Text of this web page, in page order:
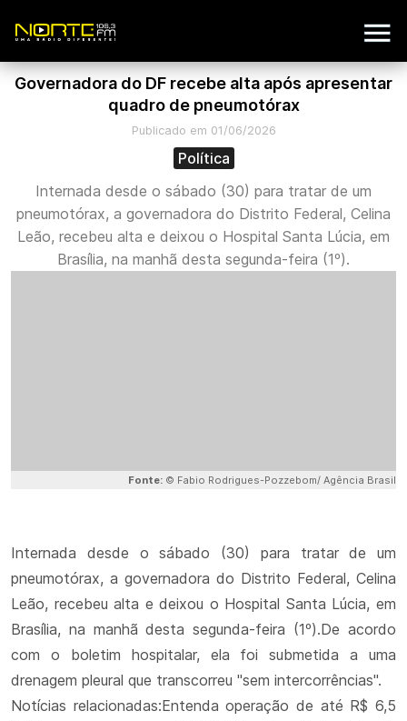
Governadora do DF recebe alta após apresentar
quadro de pneumotórax
Publicado em 01/06/2026
Política
Internada desde o sábado (30) para tratar de um
pneumotórax, a governadora do Distrito Federal, Celina
Leão, recebeu alta e deixou o Hospital Santa Lúcia, em
Brasília, na manhã desta segunda-feira (1º).
Fonte: © Fabio Rodrigues-Pozzebom/ Agência Brasil
Internada desde o sábado (30) para tratar de um
pneumotórax, a governadora do Distrito Federal, Celina
Leão, recebeu alta e deixou o Hospital Santa Lúcia, em
Brasília, na manhã desta segunda-feira (1º).De acordo
com o boletim hospitalar, ela foi submetida a uma
drenagem pleural que transcorreu "sem intercorrências".
Notícias relacionadas:Entenda operação de até R$ 6,5